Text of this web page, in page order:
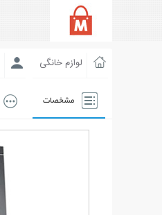
لوازم خانگی
مشخصات